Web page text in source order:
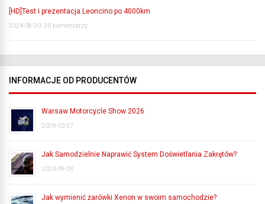
[HD]Test i prezentacja Leoncino po 4000km
2024-08-20 20 komentarzy
INFORMACJE OD PRODUCENTÓW
Warsaw Motorcycle Show 2026
2026-03-27
Jak Samodzielnie Naprawić System Doświetlania Zakrętów?
2024-09-28
Jak wymienić żarówki Xenon w swoim samochodzie?